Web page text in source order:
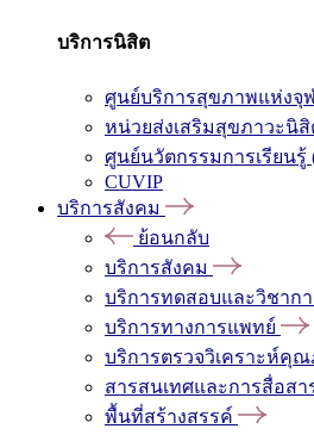
บริการนิสิต
ศูนย์บริการสุขภาพแห่งจุ
หน่วยส่งเสริมสุขภาวะนิ
ศูนย์นวัตกรรมการเรียนรู้
CUVIP
บริการสังคม
ย้อนกลับ
บริการสังคม
บริการทดสอบและวิชาก
บริการทางการแพทย์
บริการตรวจวิเคราะห์คุ
สารสนเทศและการสื่อสา
พื้นที่สร้างสรรค์